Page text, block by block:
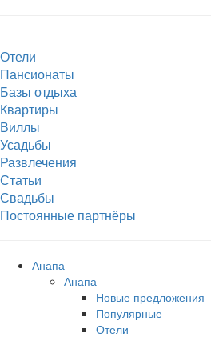
Отели
Пансионаты
Базы отдыха
Квартиры
Виллы
Усадьбы
Развлечения
Статьи
Свадьбы
Постоянные партнёры
Анапа
Анапа
Новые предложения
Популярные
Отели